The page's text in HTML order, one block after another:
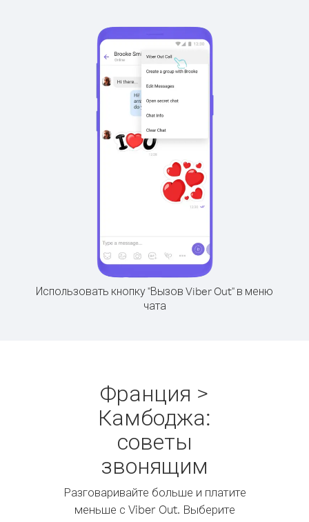
Использовать кнопку "Вызов Viber Out" в меню
чата
Франция >
Камбоджа:
советы
звонящим
Разговаривайте больше и платите
меньше с Viber Out. Выберите